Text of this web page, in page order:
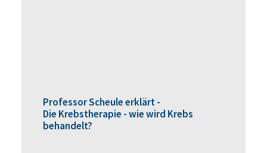
Professor Scheule erklärt -
Die Krebstherapie - wie wird Krebs
behandelt?